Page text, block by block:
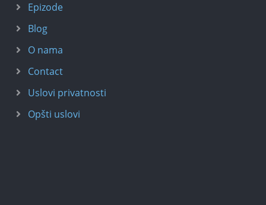
Epizode
Blog
O nama
Contact
Uslovi privatnosti
Opšti uslovi